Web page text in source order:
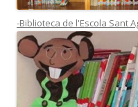
-Biblioteca de l'Escola Sant